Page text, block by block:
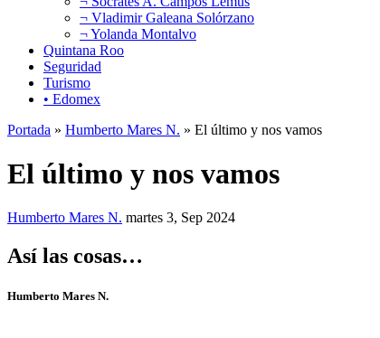
¬ Vladimir Galeana Solórzano
¬ Yolanda Montalvo
Quintana Roo
Seguridad
Turismo
• Edomex
Portada » Humberto Mares N. » El último y nos vamos
El último y nos vamos
Humberto Mares N. martes 3, Sep 2024
Así las cosas…
Humberto Mares N.